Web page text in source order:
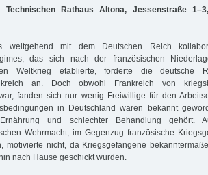
Rathaus Altona, Jessenstraße
mit dem Deutschen Reich
das sich nach der französischen
Weltkrieg etablierte, forderte die deutsche
an. Doch obwohl Frankreich von
fanden sich nur wenig Freiwillige für den
in Deutschland waren bekannt
und schlechter Behandlung gehört.
Wehrmacht, im Gegenzug französische
motivierte nicht, da Kriegsgefangene
nach Hause geschickt wurden.